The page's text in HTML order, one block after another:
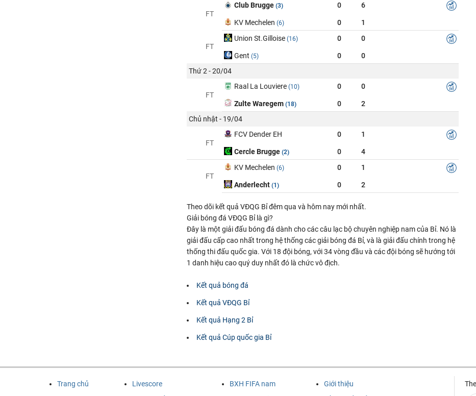
FT
Club Brugge (3) 0 6
KV Mechelen (6) 0 1
FT
Union St.Gilloise (16) 0 0
Gent (5) 0
0
Thứ 2 - 20/04
FT
Raal La Louviere (10) 0 0
Zulte Waregem (18) 0
2
Chủ nhật - 19/04
FT
FCV Dender EH 0 1
Cercle Brugge (2) 0 4
FT
KV Mechelen (6) 0 1
Anderlecht (1) 0 2
Theo dõi kết quả VĐQG Bỉ đêm qua và hôm nay mới nhất.
Giải bóng đá VĐQG Bỉ là gì?
Đây là một giải đấu bóng đá dành cho các câu lạc bộ chuyên nghiệp nam của Bỉ. Nó là
giải đấu cấp cao nhất trong hệ thống các giải bóng đá Bỉ, và là giải đấu chính trong hệ
thống thi đấu quốc gia. Với 18 đội bóng, với 34 vòng đầu và các đội bóng sẽ hướng tới
1 danh hiệu cao quý duy nhất đó là chức vô địch.
Kết quả bóng đá
Kết quả VĐQG Bỉ
Kết quả Hạng 2 Bỉ
Kết quả Cúp quốc gia Bỉ
Trang chủ
Livescore
BXH FIFA nam
Giới thiệu